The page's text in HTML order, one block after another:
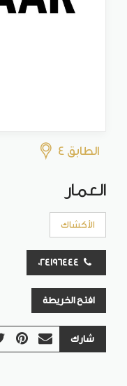
الطابق 4
العمار
الأكشاك
افتح الخريطة
شارك